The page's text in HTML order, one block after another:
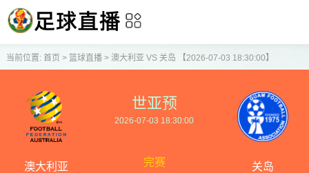
当前位置: 首页 > 篮球直播> 澳大利亚 VS 关岛 【2026-07-03 18:30:00】
澳大利亚
世亚预
2026-07-03 18:30:00
完赛 关岛